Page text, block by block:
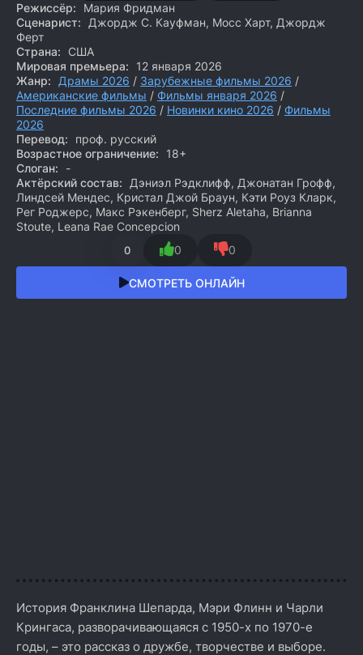
Режиссёр:
Мария Фридман
Сценарист:
Джордж С. Кауфман, Мосс Харт, Джордж
Ферт
Страна:
США
Мировая премьера:
12 января 2026
Жанр:
Драмы 2026 / Зарубежные фильмы 2026 /
Американские фильмы / Фильмы января 2026 /
Последние фильмы 2026 / Новинки кино 2026 / Фильмы
2026
Перевод:
проф. русский
Возрастное ограничение:
18+
Слоган:
-
Актёрский состав:
Дэниэл Рэдклифф, Джонатан Грофф,
Линдсей Мендес, Кристал Джой Браун, Кэти Роуз Кларк,
Рег Роджерс, Макс Рэкенберг, Sherz Aletaha, Brianna
Stoute, Leana Rae Concepcion
0 0 0
СМОТРЕТЬ ОНЛАЙН
История Франклина Шепарда, Мэри Флинн и Чарли
Крингаса, разворачивающаяся с 1950-х по 1970-е
годы, – это рассказ о дружбе, творчестве и выборе.